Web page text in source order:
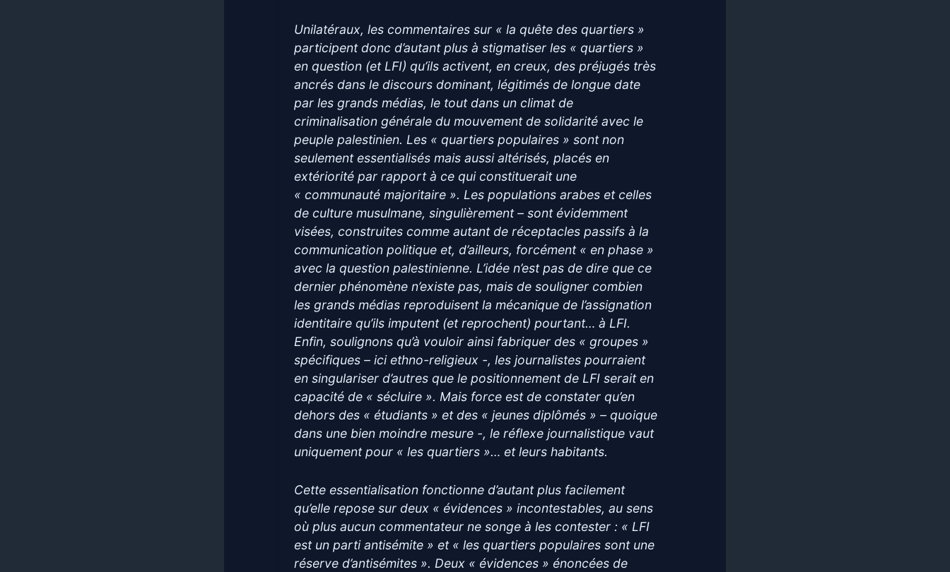
Unilatéraux, les commentaires sur « la quête des quartiers »
participent donc d’autant plus à stigmatiser les « quartiers »
en question (et LFI) qu’ils activent, en creux, des préjugés très
ancrés dans le discours dominant, légitimés de longue date
par les grands médias, le tout dans un climat de
criminalisation générale du mouvement de solidarité avec le
peuple palestinien. Les « quartiers populaires » sont non
seulement essentialisés mais aussi altérisés, placés en
extériorité par rapport à ce qui constituerait une
« communauté majoritaire ». Les populations arabes et celles
de culture musulmane, singulièrement – sont évidemment
visées, construites comme autant de réceptacles passifs à la
communication politique et, d’ailleurs, forcément « en phase »
avec la question palestinienne. L’idée n’est pas de dire que ce
dernier phénomène n’existe pas, mais de souligner combien
les grands médias reproduisent la mécanique de l’assignation
identitaire qu’ils imputent (et reprochent) pourtant… à LFI.
Enfin, soulignons qu’à vouloir ainsi fabriquer des « groupes »
spécifiques – ici ethno-religieux -, les journalistes pourraient
en singulariser d’autres que le positionnement de LFI serait en
capacité de « sécluire ». Mais force est de constater qu’en
dehors des « étudiants » et des « jeunes diplômés » – quoique
dans une bien moindre mesure -, le réflexe journalistique vaut
uniquement pour « les quartiers »… et leurs habitants.
Cette essentialisation fonctionne d’autant plus facilement
qu’elle repose sur deux « évidences » incontestables, au sens
où plus aucun commentateur ne songe à les contester : « LFI
est un parti antisémite » et « les quartiers populaires sont une
réserve d’antisémites ». Deux « évidences » énoncées de